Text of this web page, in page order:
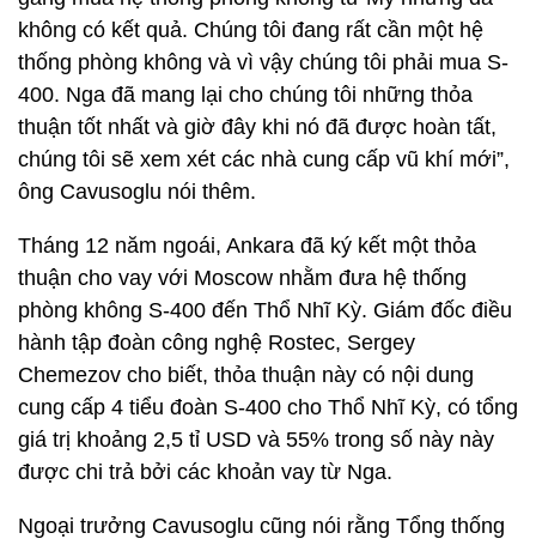
không có kết quả. Chúng tôi đang rất cần một hệ
thống phòng không và vì vậy chúng tôi phải mua S-
400. Nga đã mang lại cho chúng tôi những thỏa
thuận tốt nhất và giờ đây khi nó đã được hoàn tất,
chúng tôi sẽ xem xét các nhà cung cấp vũ khí mới”,
ông Cavusoglu nói thêm.
Tháng 12 năm ngoái, Ankara đã ký kết một thỏa
thuận cho vay với Moscow nhằm đưa hệ thống
phòng không S-400 đến Thổ Nhĩ Kỳ. Giám đốc điều
hành tập đoàn công nghệ Rostec, Sergey
Chemezov cho biết, thỏa thuận này có nội dung
cung cấp 4 tiểu đoàn S-400 cho Thổ Nhĩ Kỳ, có tổng
giá trị khoảng 2,5 tỉ USD và 55% trong số này này
được chi trả bởi các khoản vay từ Nga.
Ngoại trưởng Cavusoglu cũng nói rằng Tổng thống